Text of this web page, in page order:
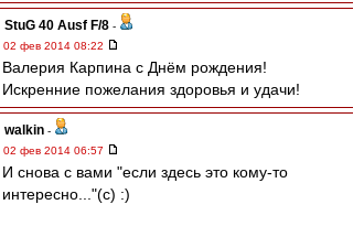
StuG 40 Ausf F/8 -
02 фев 2014 08:22
Валерия Карпина с Днём рождения!
Искренние пожелания здоровья и удачи!
walkin -
02 фев 2014 06:57
И снова с вами "если здесь это кому-то
интересно..."(с) :)